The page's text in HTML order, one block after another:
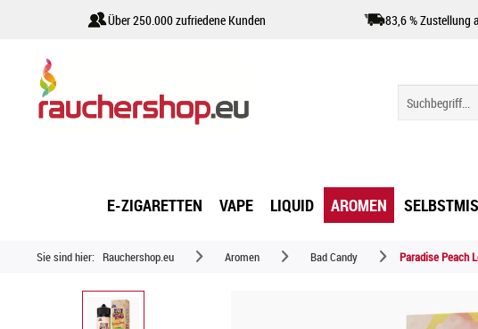
Über 250.000 zufriedene Kunden 83,6 % Zustellung
E-ZIGARETTEN VAPE LIQUID AROMEN
Sie sind hier: Rauchershop.eu Aromen Bad Candy Paradise Peach